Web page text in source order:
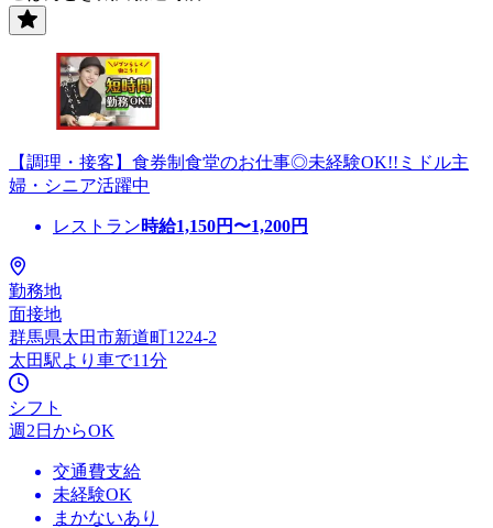
【調理・接客】食券制食堂のお仕事◎未経験OK!!ミドル主
婦・シニア活躍中
レストラン時給1,150円〜1,200円
勤務地
面接地
群馬県太田市新道町1224-2
太田駅より車で11分
シフト
週2日からOK
交通費支給
未経験OK
まかないあり